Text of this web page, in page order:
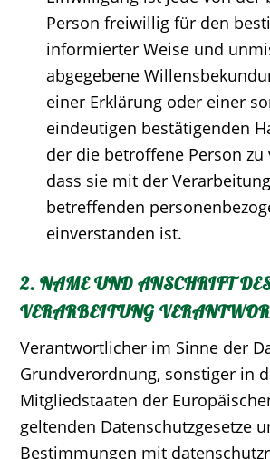
Person freiwillig für den
informierter Weise und
abgegebene
einer Erklärung oder einer
eindeutigen bestätigenden
der die betroffene Person zu
dass sie mit der
betreffenden
einverstanden ist.
2. NAME UND ANSCHRIFT
VERARBEITUNG
Verantwortlicher im Sinne der
Grundverordnung, sonstiger in
Mitgliedstaaten der
geltenden Datenschutzgesetze
Bestimmungen mit